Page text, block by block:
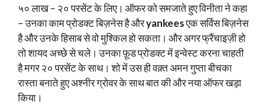
५० लाख – २० परसेंट के लिए। ऑफर को समजाते हुए विनीता ने कहा
– उनका काम प्रोडक्ट बिज़नेस है औरyankeesएक सर्विस बिज़नेस
है और उनके हिसाब से वो मुश्किल हो सकता। और अगर फ्रैंचाइज़ी हो
तो शायद अच्छे से चले। उनका फ़ूड प्रोडक्ट में इन्वेस्ट करना चाहती
है मगर २० परसेंट के साथ। शो में उस ही वक़्त अमन गुप्ता बीचका
रास्ता बनाते हुए अश्नीर ग्रोवर के साथ बात की और नया ऑफर खड़ा
किया।